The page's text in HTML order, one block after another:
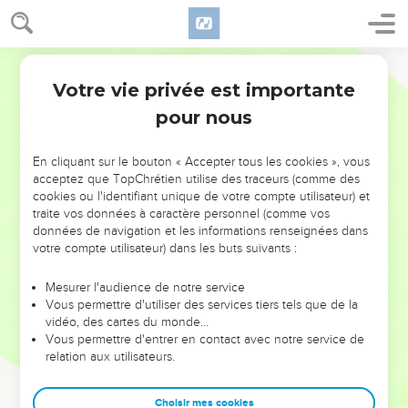
NE MANQUEZ PAS L’ÉVÉNEMENT
DE L’ANNÉE !
ET SI LEURS ERREURS POUVAIENT VOUS ÉVITER LES
VOTRES ?
leur foi ou leur vision. Mais on voit moins les doutes, les erreurs
et les saisons difficiles qu'ils ont traversés, alors même que ce
sont elles qui les ont façonnés.
Dans cette conférence, leaders, entrepreneurs, et responsables
clés pour avancer avec plus de sagesse afin que leurs erreurs
Votre vie privée est importante
pour nous
En cliquant sur le bouton « Accepter tous les cookies », vous
acceptez que TopChrétien utilise des traceurs (comme des
cookies ou l'identifiant unique de votre compte utilisateur) et
traite vos données à caractère personnel (comme vos
données de navigation et les informations renseignées dans
votre compte utilisateur) dans les buts suivants :
Mesurer l'audience de notre service
Vous permettre d'utiliser des services tiers tels que de la
vidéo, des cartes du monde…
Vous permettre d'entrer en contact avec notre service de
relation aux utilisateurs.
Choisir mes cookies